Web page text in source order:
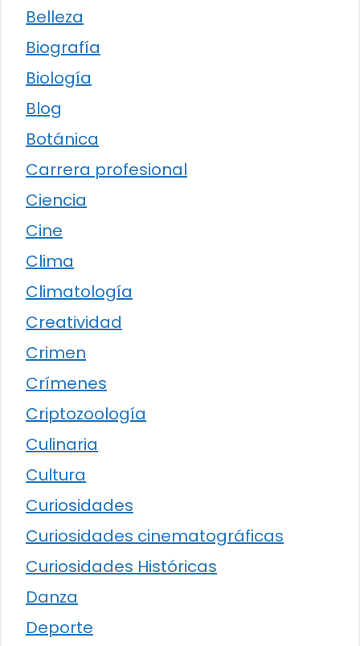
Belleza
Biografía
Biología
Blog
Botánica
Carrera profesional
Ciencia
Cine
Clima
Climatología
Creatividad
Crimen
Crímenes
Criptozoología
Culinaria
Cultura
Curiosidades
Curiosidades cinematográficas
Curiosidades Históricas
Danza
Deporte